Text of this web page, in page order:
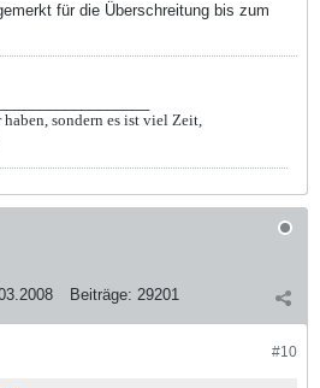
für die Überschreitung bis zum
sondern es ist viel Zeit,
Beiträge: 29201
#10